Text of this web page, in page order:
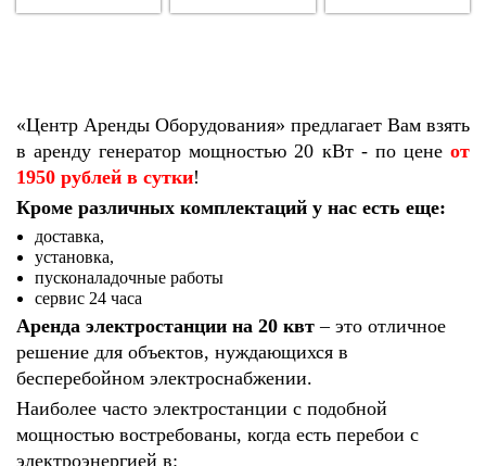
«Центр Аренды Оборудования» предлагает Вам взять
в аренду генератор мощностью 20 кВт - по цене от
1950 рублей в сутки!
Кроме различных комплектаций у нас есть еще:
доставка,
установка,
пусконаладочные работы
сервис 24 часа
Аренда электростанции на 20 квт – это отличное
решение для объектов, нуждающихся в
бесперебойном электроснабжении.
Наиболее часто электростанции с подобной
мощностью востребованы, когда есть перебои с
электроэнергией в: